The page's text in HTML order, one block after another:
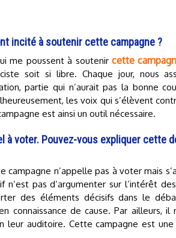
incité à soutenir cette campagne ?
me poussent à soutenir cette
soit si libre. Chaque jour, nous
partie qui n’aurait pas la bonne
les voix qui s’élèvent
est ainsi un outil nécessaire.
à voter. Pouvez-vous expliquer cette
n’appelle pas à voter mais
pas d’argumenter sur l’intérêt des
des éléments décisifs dans le
connaissance de cause. Par ailleurs, il
leur auditoire. Cette campagne est